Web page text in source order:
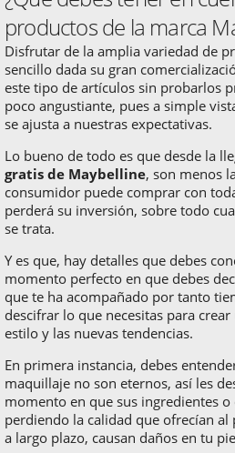
productos de la marca
Disfrutar de la amplia variedad de
sencillo dada su gran
este tipo de artículos sin probarlos
poco angustiante, pues a simple
se ajusta a nuestras expectativas.
Lo bueno de todo es que desde la
gratis de Maybelline, son menos
consumidor puede comprar con
perderá su inversión, sobre todo
se trata.
Y es que, hay detalles que debes
momento perfecto en que debes
que te ha acompañado por tanto
descifrar lo que necesitas para
estilo y las nuevas tendencias.
En primera instancia, debes
maquillaje no son eternos, así les
momento en que sus ingredientes
perdiendo la calidad que ofrecían
a largo plazo, causan daños en tu